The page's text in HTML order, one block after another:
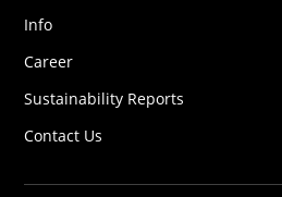
Info
Career
Sustainability Reports
Contact Us